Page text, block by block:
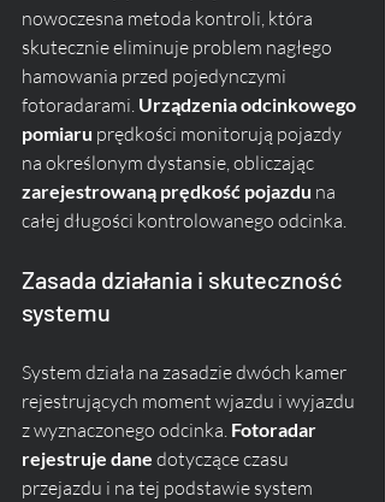
nowoczesna metoda kontroli, która
skutecznie eliminuje problem nagłego
hamowania przed pojedynczymi
fotoradarami. Urządzenia odcinkowego
pomiaru prędkości monitorują pojazdy
na określonym dystansie, obliczając
zarejestrowaną prędkość pojazdu na
całej długości kontrolowanego odcinka.
Zasada działania i skuteczność
systemu
System działa na zasadzie dwóch kamer
rejestrujących moment wjazdu i wyjazdu
z wyznaczonego odcinka. Fotoradar
rejestruje dane dotyczące czasu
przejazdu i na tej podstawie system